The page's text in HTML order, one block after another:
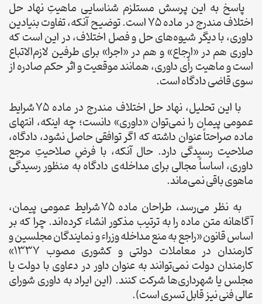
پاسخ به این پرسش مستلزم شناسایی ماهیتِ نهاد حل
اختلاف مندرج در ماده 75 است. توضیح آنکه، تفاوت بنیادین
داوری، با دیگر شیوه‌های حل و فصل اختلاف، در این است که
داوری هم در «ارجاع» و هم در «اجرا» برای طرفین لازم‌الاتباع
است و ماهیت رأی داوری، همانند موقعیت و اثر حکم صادره از
سوی قاضی دادگاه است.
با این تحلیل، نهاد حل اختلاف مندرج در ماده 75 شرایط
عمومی پیمان را نمی‌توان «داوری» دانست؛ چه اینکه، انتهای
ماده صراحتاً عنوان داشته که اگر توافقی حاصل نشود، دادگاه،
صلاحیت رسیدگی دارد. حال آنکه، با فرضِ صلاحیتِ مرجع
داوری، اساساً مجالی برای مداخله‌ی دادگاه به منظور رسیدگی
ماهوی باقی نمی‌ماند.
به نظر می‌رسد، طراحان ماده 75 شرایط عمومی پیمان،
آگاهانه متن ماده را به ترتیب مذکور انشاء کرده‌اند. چرا که بر
اساس قانون «راجع به منع مداخله وزراء و نمایندگان مجلسین و
کارمندان در معاملات دولتی و کشوری مصوب 1337»
کارمندان دولت نمی‌توانند به عنوان داور در دعاوی با دولت یا
مجلس یا شهرداری‌ها شرکت کنند. (این ایراد به داوری شورای
عالی فنی نیز قابل تسری است).